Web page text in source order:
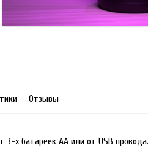
Отзывы
3-х батареек АА или от USB провода.